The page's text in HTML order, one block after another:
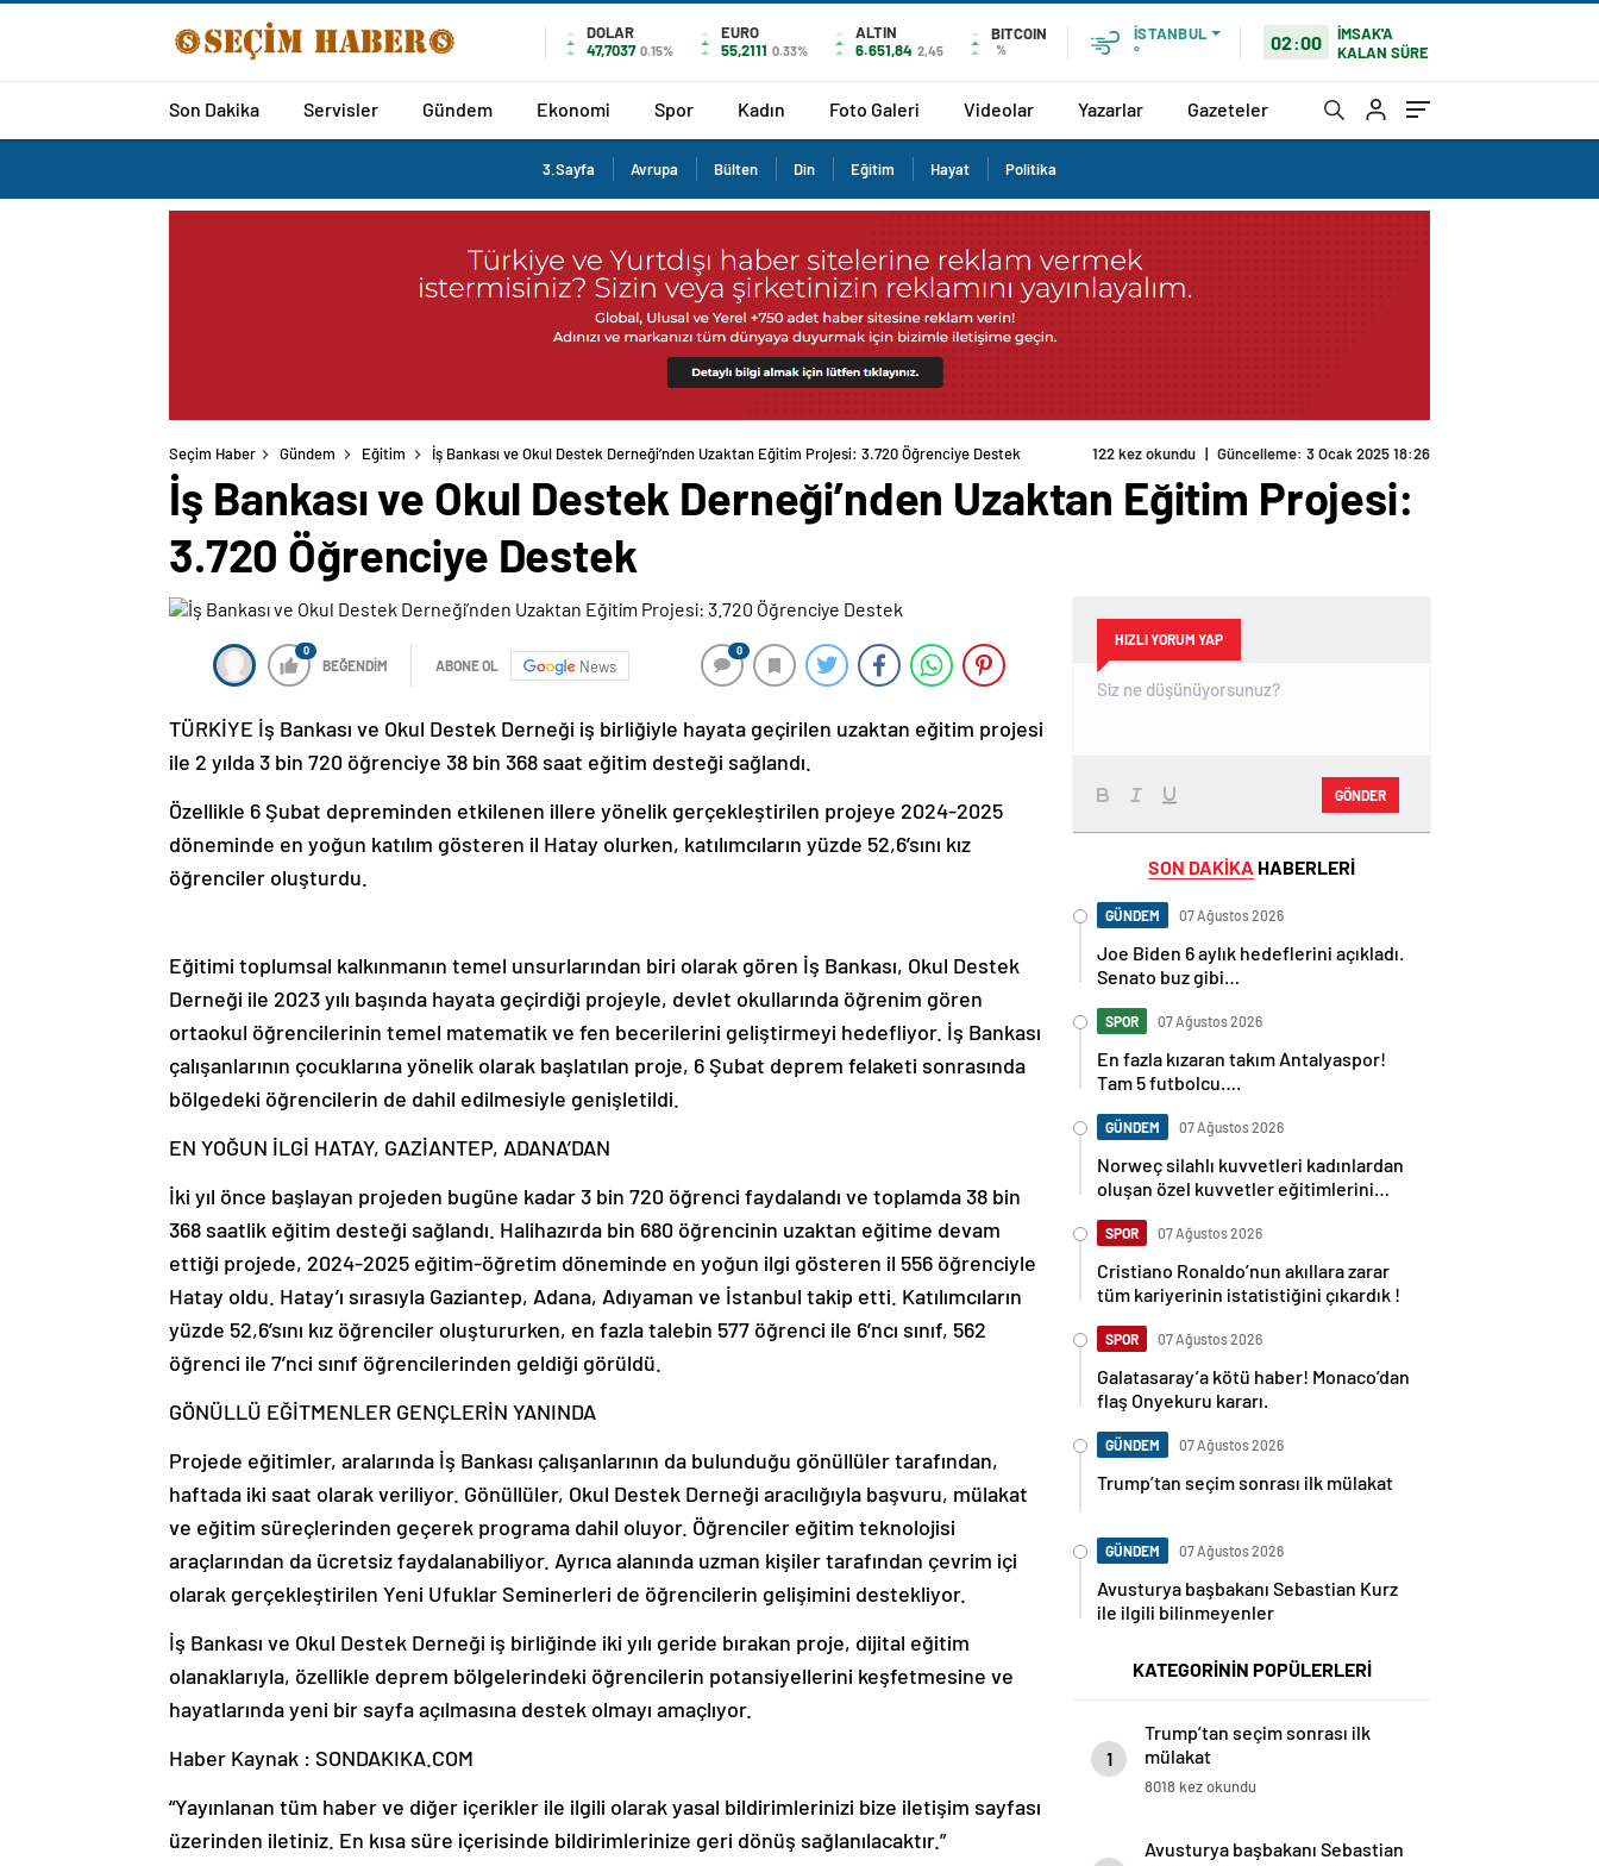
DOLAR
47,7037 0.15%
EURO
55,2111 0.33%
ALTIN
6.651,84 2,45
BITCOIN
%
İSTANBUL
°
02:00
İMSAK'A
KALAN SÜRE
Son Dakika Servisler Gündem Ekonomi Spor Kadın Foto Galeri Videolar Yazarlar Gazeteler
3.Sayfa Avrupa Bülten Din Eğitim Hayat Politika
Seçim Haber Gündem Eğitim İş Bankası ve Okul Destek Derneği’nden Uzaktan Eğitim Projesi: 3.720 Öğrenciye Destek 122 kez okundu | Güncelleme: 3 Ocak 2025 18:26
İş Bankası ve Okul Destek Derneği’nden Uzaktan Eğitim Projesi:
3.720 Öğrenciye Destek
0
BEĞENDİM ABONE OL News
0
TÜRKİYE İş Bankası ve Okul Destek Derneği iş birliğiyle hayata geçirilen uzaktan eğitim projesi
ile 2 yılda 3 bin 720 öğrenciye 38 bin 368 saat eğitim desteği sağlandı.
Özellikle 6 Şubat depreminden etkilenen illere yönelik gerçekleştirilen projeye 2024-2025
döneminde en yoğun katılım gösteren il Hatay olurken, katılımcıların yüzde 52,6’sını kız
öğrenciler oluşturdu.
Eğitimi toplumsal kalkınmanın temel unsurlarından biri olarak gören İş Bankası, Okul Destek
Derneği ile 2023 yılı başında hayata geçirdiği projeyle, devlet okullarında öğrenim gören
ortaokul öğrencilerinin temel matematik ve fen becerilerini geliştirmeyi hedefliyor. İş Bankası
çalışanlarının çocuklarına yönelik olarak başlatılan proje, 6 Şubat deprem felaketi sonrasında
bölgedeki öğrencilerin de dahil edilmesiyle genişletildi.
EN YOĞUN İLGİ HATAY, GAZİANTEP, ADANA’DAN
İki yıl önce başlayan projeden bugüne kadar 3 bin 720 öğrenci faydalandı ve toplamda 38 bin
368 saatlik eğitim desteği sağlandı. Halihazırda bin 680 öğrencinin uzaktan eğitime devam
ettiği projede, 2024-2025 eğitim-öğretim döneminde en yoğun ilgi gösteren il 556 öğrenciyle
Hatay oldu. Hatay’ı sırasıyla Gaziantep, Adana, Adıyaman ve İstanbul takip etti. Katılımcıların
yüzde 52,6’sını kız öğrenciler oluştururken, en fazla talebin 577 öğrenci ile 6’ncı sınıf, 562
öğrenci ile 7’nci sınıf öğrencilerinden geldiği görüldü.
GÖNÜLLÜ EĞİTMENLER GENÇLERİN YANINDA
Projede eğitimler, aralarında İş Bankası çalışanlarının da bulunduğu gönüllüler tarafından,
haftada iki saat olarak veriliyor. Gönüllüler, Okul Destek Derneği aracılığıyla başvuru, mülakat
ve eğitim süreçlerinden geçerek programa dahil oluyor. Öğrenciler eğitim teknolojisi
araçlarından da ücretsiz faydalanabiliyor. Ayrıca alanında uzman kişiler tarafından çevrim içi
olarak gerçekleştirilen Yeni Ufuklar Seminerleri de öğrencilerin gelişimini destekliyor.
İş Bankası ve Okul Destek Derneği iş birliğinde iki yılı geride bırakan proje, dijital eğitim
olanaklarıyla, özellikle deprem bölgelerindeki öğrencilerin potansiyellerini keşfetmesine ve
hayatlarında yeni bir sayfa açılmasına destek olmayı amaçlıyor.
Haber Kaynak : SONDAKIKA.COM
“Yayınlanan tüm haber ve diğer içerikler ile ilgili olarak yasal bildirimlerinizi bize iletişim sayfası
üzerinden iletiniz. En kısa süre içerisinde bildirimlerinize geri dönüş sağlanılacaktır.”
HIZLI YORUM YAP
GÖNDER
SON DAKİKA HABERLERİ
GÜNDEM 07 Ağustos 2026
Joe Biden 6 aylık hedeflerini açıkladı.
Senato buz gibi…
SPOR 07 Ağustos 2026
En fazla kızaran takım Antalyaspor!
Tam 5 futbolcu….
GÜNDEM 07 Ağustos 2026
Norweç silahlı kuvvetleri kadınlardan
oluşan özel kuvvetler eğitimlerini
SPOR 07 Ağustos 2026
Cristiano Ronaldo’nun akıllara zarar
tüm kariyerinin istatistiğini çıkardık !
SPOR 07 Ağustos 2026
Galatasaray’a kötü haber! Monaco’dan
flaş Onyekuru kararı.
GÜNDEM 07 Ağustos 2026
Trump’tan seçim sonrası ilk mülakat
GÜNDEM 07 Ağustos 2026
Avusturya başbakanı Sebastian Kurz
ile ilgili bilinmeyenler
KATEGORİNİN POPÜLERLERİ
1
Trump’tan seçim sonrası ilk
mülakat
8018 kez okundu
Avusturya başbakanı Sebastian